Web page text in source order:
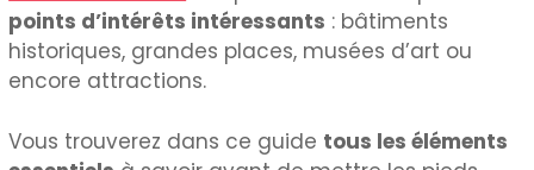
points d’intérêts intéressants : bâtiments
historiques, grandes places, musées d’art ou
encore attractions.
Vous trouverez dans ce guide tous les éléments